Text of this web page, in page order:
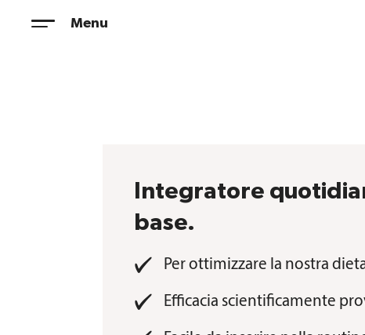
Menu
Integratore
base.
Per ottimizzare la nostra
Efficacia scientificamente